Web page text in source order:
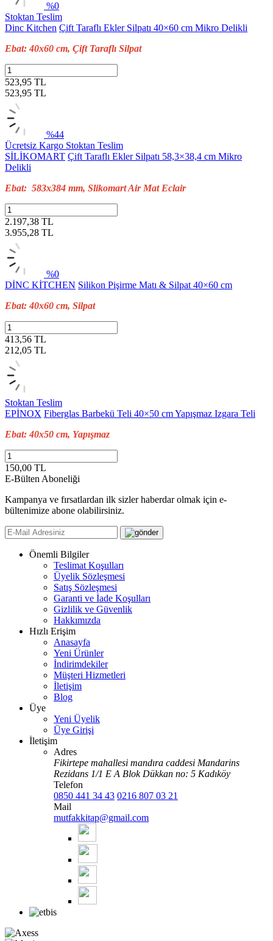
%0
Stoktan Teslim
Dinc Kitchen Çift Taraflı Ekler Silpatı 40×60 cm Mikro Delikli
Ebat: 40x60 cm, Çift Taraflı Silpat
523,95 TL
523,95 TL
%44
Ücretsiz Kargo Stoktan Teslim
SİLİKOMART Çift Taraflı Ekler Silpatı 58,3×38,4 cm Mikro
Delikli
Ebat: 583x384 mm, Slikomart Air Mat Eclair
2.197,38 TL
3.955,28 TL
%0
DİNC KİTCHEN Silikon Pişirme Matı & Silpat 40×60 cm
Ebat: 40x60 cm, Silpat
413,56 TL
212,05 TL
Stoktan Teslim
EPİNOX Fiberglas Barbekü Teli 40×50 cm Yapışmaz Izgara Teli
Ebat: 40x50 cm, Yapışmaz
150,00 TL
E-Bülten Aboneliği
Kampanya ve fırsatlardan ilk sizler haberdar olmak için e-
bültenimize abone olabilirsiniz.
Önemli Bilgiler
Teslimat Koşulları
Üyelik Sözleşmesi
Satış Sözleşmesi
Garanti ve İade Koşulları
Gizlilik ve Güvenlik
Hakkımızda
Hızlı Erişim
Anasayfa
Yeni Ürünler
İndirimdekiler
Müşteri Hizmetleri
İletişim
Blog
Üye
Yeni Üyelik
Üye Girişi
İletişim
Adres
Fikirtepe mahallesi mandıra caddesi Mandarins
Rezidans 1/1 E A Blok Dükkan no: 5 Kadıköy
Telefon
0850 441 34 43 0216 807 03 21
Mail
mutfakkitap@gmail.com